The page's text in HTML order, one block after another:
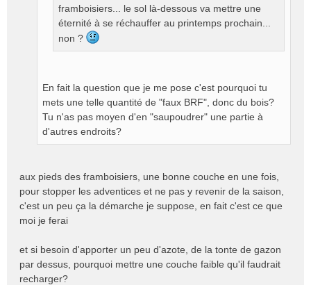
framboisiers... le sol là-dessous va mettre une
éternité à se réchauffer au printemps prochain...
non ?
En fait la question que je me pose c'est pourquoi tu
mets une telle quantité de "faux BRF", donc du bois?
Tu n'as pas moyen d'en "saupoudrer" une partie à
d'autres endroits?
aux pieds des framboisiers, une bonne couche en une fois,
pour stopper les adventices et ne pas y revenir de la saison,
c'est un peu ça la démarche je suppose, en fait c'est ce que
moi je ferai
et si besoin d'apporter un peu d'azote, de la tonte de gazon
par dessus, pourquoi mettre une couche faible qu'il faudrait
recharger?